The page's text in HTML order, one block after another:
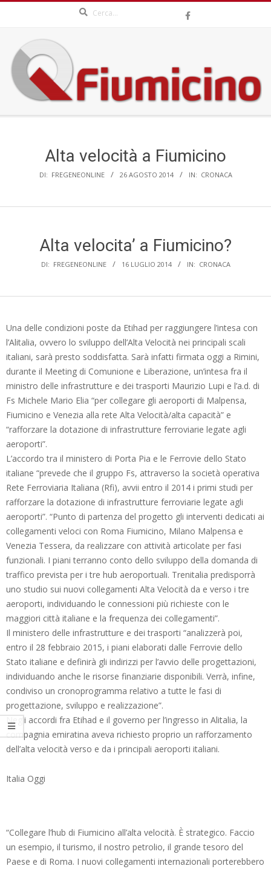
content
QFIUMICINO.COM
Alta velocità a Fiumicino
DI: FREGENEONLINE 26 AGOSTO 2014 IN: CRONACA
Alta velocita’ a Fiumicino?
DI: FREGENEONLINE 16 LUGLIO 2014 IN: CRONACA
Una delle condizioni poste da Etihad per raggiungere l’intesa con
l’Alitalia, ovvero lo sviluppo dell’Alta Velocità nei principali scali
italiani, sarà presto soddisfatta. Sarà infatti firmata oggi a Rimini,
durante il Meeting di Comunione e Liberazione, un’intesa fra il
ministro delle infrastrutture e dei trasporti Maurizio Lupi e l’a.d. di
Fs Michele Mario Elia “per collegare gli aeroporti di Malpensa,
Fiumicino e Venezia alla rete Alta Velocità/alta capacità” e
“rafforzare la dotazione di infrastrutture ferroviarie legate agli
aeroporti”.
L’accordo tra il ministero di Porta Pia e le Ferrovie dello Stato
italiane “prevede che il gruppo Fs, attraverso la società operativa
Rete Ferroviaria Italiana (Rfi), avvii entro il 2014 i primi studi per
rafforzare la dotazione di infrastrutture ferroviarie legate agli
aeroporti”. “Punto di partenza del progetto gli interventi dedicati ai
collegamenti veloci con Roma Fiumicino, Milano Malpensa e
Venezia Tessera, da realizzare con attività articolate per fasi
funzionali. I piani terranno conto dello sviluppo della domanda di
traffico prevista per i tre hub aeroportuali. Trenitalia predisporrà
uno studio sui nuovi collegamenti Alta Velocità da e verso i tre
aeroporti, individuando le connessioni più richieste con le
maggiori città italiane e la frequenza dei collegamenti”.
Il ministero delle infrastrutture e dei trasporti “analizzerà poi,
entro il 28 febbraio 2015, i piani elaborati dalle Ferrovie dello
Stato italiane e definirà gli indirizzi per l’avvio delle progettazioni,
individuando anche le risorse finanziarie disponibili. Verrà, infine,
condiviso un cronoprogramma relativo a tutte le fasi di
progettazione, sviluppo e realizzazione”.
Negli accordi fra Etihad e il governo per l’ingresso in Alitalia, la
compagnia emiratina aveva richiesto proprio un rafforzamento
dell’alta velocità verso e da i principali aeroporti italiani.
Italia Oggi
2014-
08-
26
“Collegare l’hub di Fiumicino all’alta velocità. È strategico. Faccio
un esempio, il turismo, il nostro petrolio, il grande tesoro del
Paese e di Roma. I nuovi collegamenti internazionali porterebbero